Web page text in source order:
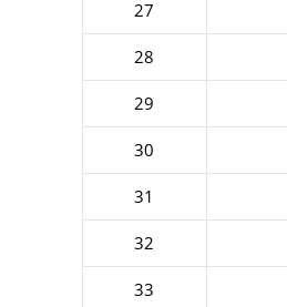
27
28
29
30
31
32
33